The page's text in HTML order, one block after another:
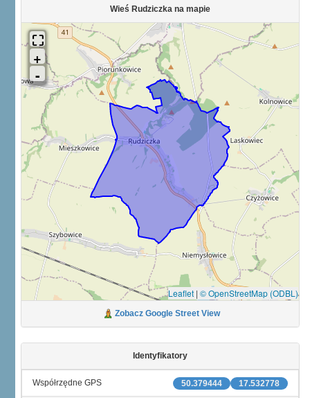
Wieś Rudziczka na mapie
Leaflet | © OpenStreetMap (ODBL)
Zobacz Google Street View
Identyfikatory
17.532778
50.379444
Współrzędne GPS